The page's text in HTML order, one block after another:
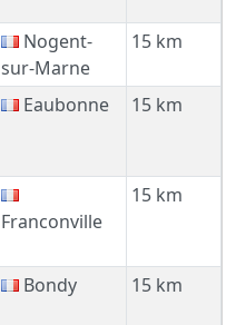
Nogent-
sur-Marne
15 km
Eaubonne 15 km
Franconville
15 km
Bondy 15 km